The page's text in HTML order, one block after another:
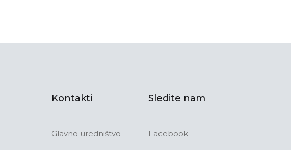
Kontakti
Glavno uredništvo
Sledite nam
Facebook